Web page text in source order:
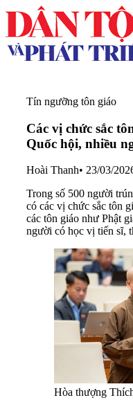
Tín ngưỡng tôn giáo
Các vị chức sắc
Quốc hội, nhiều
Hoài Thanh• 23/03/
Trong số 500 người
có các vị chức sắc tôn
các tôn giáo như Phật
người có học vị tiến sĩ,
Hòa thượng